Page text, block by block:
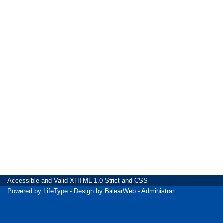
Accessible and Valid XHTML 1.0 Strict and CSS
Powered by LifeType - Design by BalearWeb - Administrar